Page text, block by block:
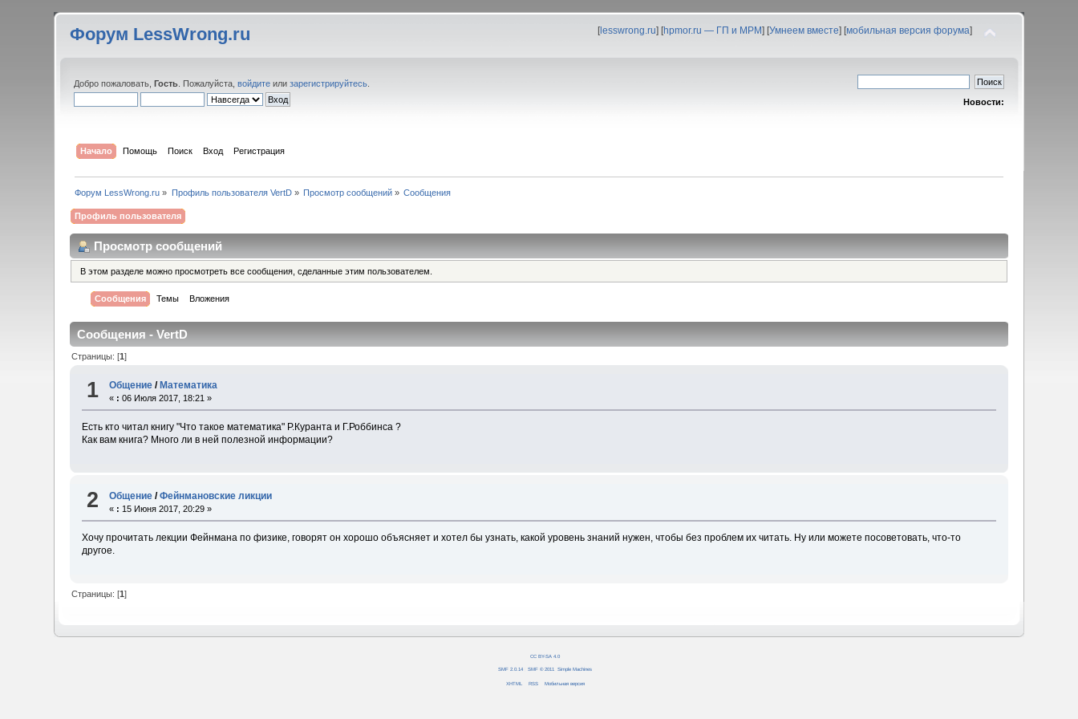
Форум LessWrong.ru [lesswrong.ru] [hpmor.ru — ГП и МРМ] [Умнеем вместе] [мобильная версия форума]
Добро пожаловать,Гость . Пожалуйста,войдите илизарегистрируйтесь
Новости:
Начало Помощь Поиск Вход Регистрация
Форум LessWrong.ru » Профиль пользователя VertD» Просмотр сообщений » Сообщения
Профиль пользователя
Просмотр сообщений
В этом разделе можно просмотреть все сообщения, сделанные этим пользователем.
Сообщения Темы Вложения
Сообщения - VertD
Страницы: [1]
1 Общение / Математика
« : 06 Июля 2017, 18:21 »
Есть кто читал книгу "Что такое математика" Р.Куранта и Г.Роббинса ?
Как вам книга? Много ли в ней полезной информации?
2 Общение /Фейнмановские ликции
« : 15 Июня 2017, 20:29 »
Хочу прочитать лекции Фейнмана по физике, говорят он хорошо объясняет и хотел бы узнать, какой уровень знаний нужен, чтобы без проблем их читать. Ну или можете посоветовать, что-то
другое.
Страницы: [1]
CC BY-SA 4.0
SMF 2.0.14 SMF © 2011 Simple Machines
XHTML RSS Мобильная версия